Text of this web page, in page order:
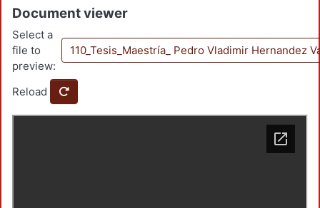
Document viewer
Select a
file to
preview:
110_Tesis_Maestría_ Pedro Vladimir Hernandez
Reload